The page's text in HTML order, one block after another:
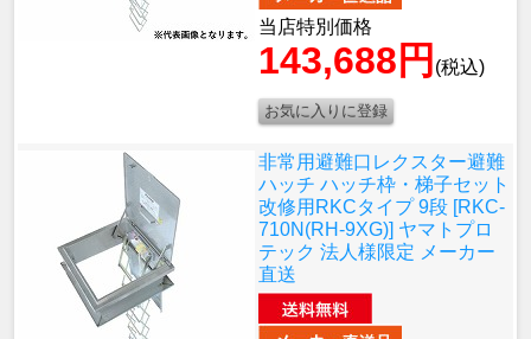
当店特別価格
143,688円 (税込)
非常用避難口レクスター避難
ハッチ ハッチ枠・梯子セット
改修用RKCタイプ 9段 [RKC-
710N(RH-9XG)] ヤマトプロ
テック 法人様限定 メーカー
直送